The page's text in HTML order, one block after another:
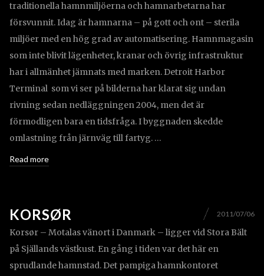
traditionella hamnmiljöerna och hamnarbetarna har
försvunnit. Idag är hamnarna – på gott och ont – sterila
miljöer med en hög grad av automatisering. Hamnmagasin
som inte blivit lägenheter, kranar och övrig infrastruktur
har i allmänhet jämnats med marken. Detroit Harbor
Terminal som vi ser på bilderna har klarat sig undan
rivning sedan nedläggningen 2004, men det är
förmodligen bara en tidsfråga. I byggnaden skedde
omlastning från järnväg till fartyg. …
Read more
KORSØR 2011/07/06
Korsør – Motalas vänort i Danmark – ligger vid Stora Bält
på Själlands västkust. En gång i tiden var det här en
sprudlande hamnstad. Det pampiga hamnkontoret